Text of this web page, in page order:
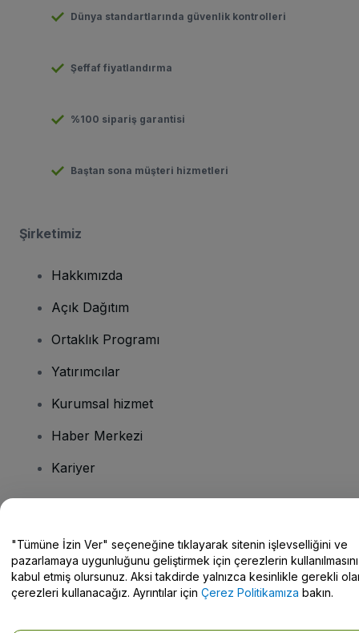
Dünya standartlarında güvenlik kontrolleri
Şeffaf fiyatlandırma
%100 sipariş garantisi
Baştan sona müşteri hizmetleri
Şirketimiz
Hakkımızda
Açık Dağıtım
Ortaklık Programı
Yatırımcılar
Kurumsal hizmet
Haber Merkezi
Kariyer
Yardım Merkezi / Bize Ulaşın
"Tümüne İzin Ver" seçeneğine tıklayarak sitenin işlevselliğini ve
pazarlamaya uygunluğunu geliştirmek için çerezlerin kullanılmasını
kabul etmiş olursunuz. Aksi takdirde yalnızca kesinlikle gerekli
çerezleri kullanacağız. Ayrıntılar için Çerez Politikamıza bakın.